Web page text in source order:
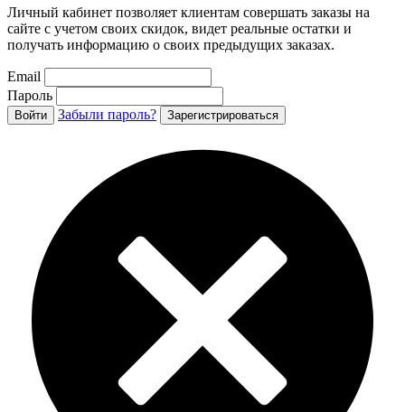
Личный кабинет позволяет клиентам совершать заказы на
сайте с учетом своих скидок, видет реальные остатки и
получать информацию о своих предыдущих заказах.
Email
Пароль
Войти Забыли пароль? Зарегистрироваться